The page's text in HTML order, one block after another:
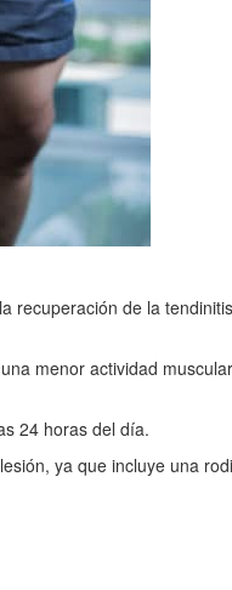
de la
menor actividad
24 horas del día.
ya que incluye una